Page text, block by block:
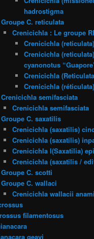
hadrostigma
Groupe C. reticulata
Crenicichla : Le groupe
Crenicichla
Crenicichla
cyanonotus
Crenicichla
Crenicichla
Crenicichla semifasciata
Crenicichla semifasciata
Groupe C. saxatilis
Crenicichla (saxatilis)
Crenicichla (saxatilis)
Crenicichla l(Saxatilia)
Crenicichla (saxatilis /
Groupe C. scotti
Groupe C. wallaci
Crenicichla wallacii
filamentosus
geayi